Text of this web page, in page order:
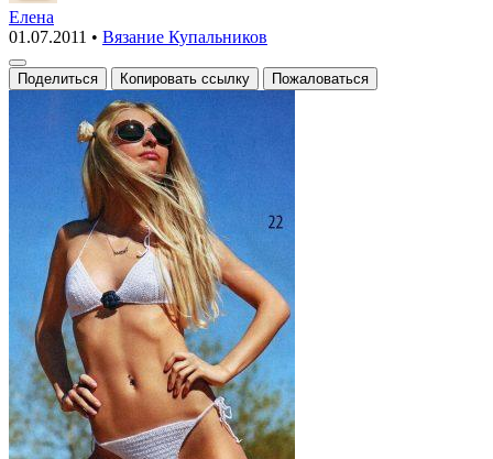
купальник
с
цветком
Елена
01.07.2011 • Вязание Купальников
Поделиться Копировать ссылку Пожаловаться